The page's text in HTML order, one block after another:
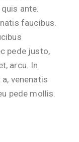
ante.
faucibus.
pede justo,
arcu. In
venenatis
pede mollis.